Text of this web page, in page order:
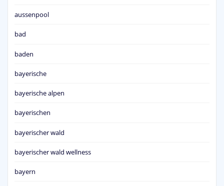
aussenpool
bad
baden
bayerische
bayerische alpen
bayerischen
bayerischer wald
bayerischer wald wellness
bayern